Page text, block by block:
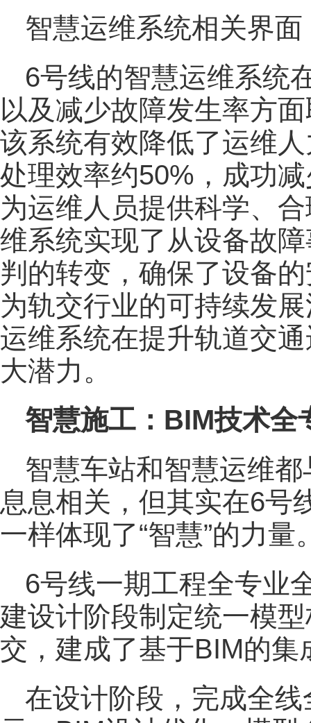
智慧运维系统相关界面
6号线的智慧运维系统
以及减少故障发生率方
该系统有效降低了运维
处理效率约50%，成功
为运维人员提供科学、
维系统实现了从设备故
判的转变，确保了设备
为轨交行业的可持续发
运维系统在提升轨道交
大潜力。
智慧施工：BIM技术全
智慧车站和智慧运维
息息相关，但其实在6号
一样体现了“智慧”的力量
6号线一期工程全专业
建设计阶段制定统一模
交，建成了基于BIM的集
在设计阶段，完成全